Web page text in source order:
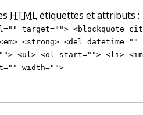
HTMLétiquettes et attributs :
target=""> <blockquote
<strong> <del
<ul> <ol start=""> <li>
width="">